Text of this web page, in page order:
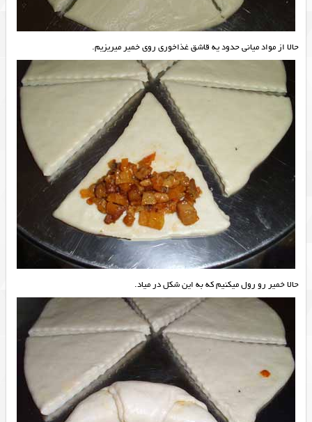
حالا از مواد میانی حدود یه قاشق غذاخوری روی خمیر میریزیم.
حالا خمیر رو رول میکنیم که به این شکل در میاد.